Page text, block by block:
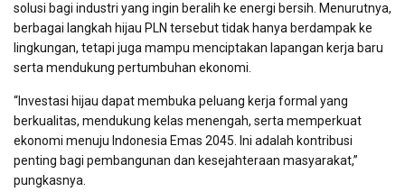
solusi bagi industri yang ingin beralih ke energi bersih. Menurutnya,
berbagai langkah hijau PLN tersebut tidak hanya berdampak ke
lingkungan, tetapi juga mampu menciptakan lapangan kerja baru
serta mendukung pertumbuhan ekonomi.
“Investasi hijau dapat membuka peluang kerja formal yang
berkualitas, mendukung kelas menengah, serta memperkuat
ekonomi menuju Indonesia Emas 2045. Ini adalah kontribusi
penting bagi pembangunan dan kesejahteraan masyarakat,”
pungkasnya.